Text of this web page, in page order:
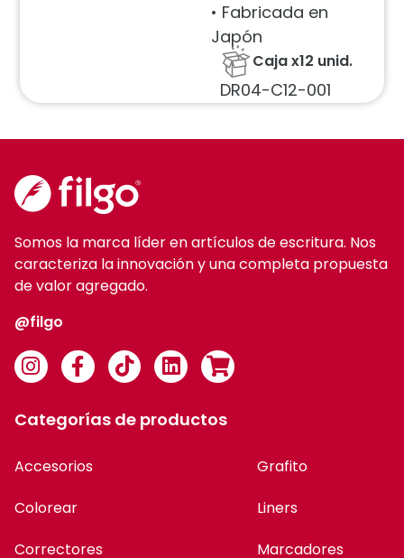
• Fabricada en
Japón
Caja x12 unid.
DR04-C12-001
Somos la marca líder en artículos de escritura. Nos
caracteriza la innovación y una completa propuesta
de valor agregado.
@filgo
Categorías de productos
Accesorios
Colorear
Correctores
Grafito
Liners
Marcadores